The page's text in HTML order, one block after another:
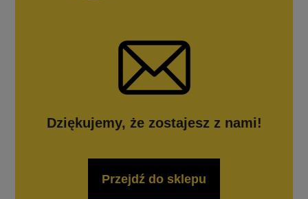
Dziękujemy, że zostajesz z nami!
Przejdź do sklepu